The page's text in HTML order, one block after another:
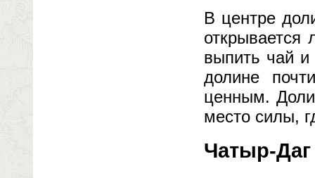
В центре
выпить чай
долине
ценным.
место силы,
Чатыр-